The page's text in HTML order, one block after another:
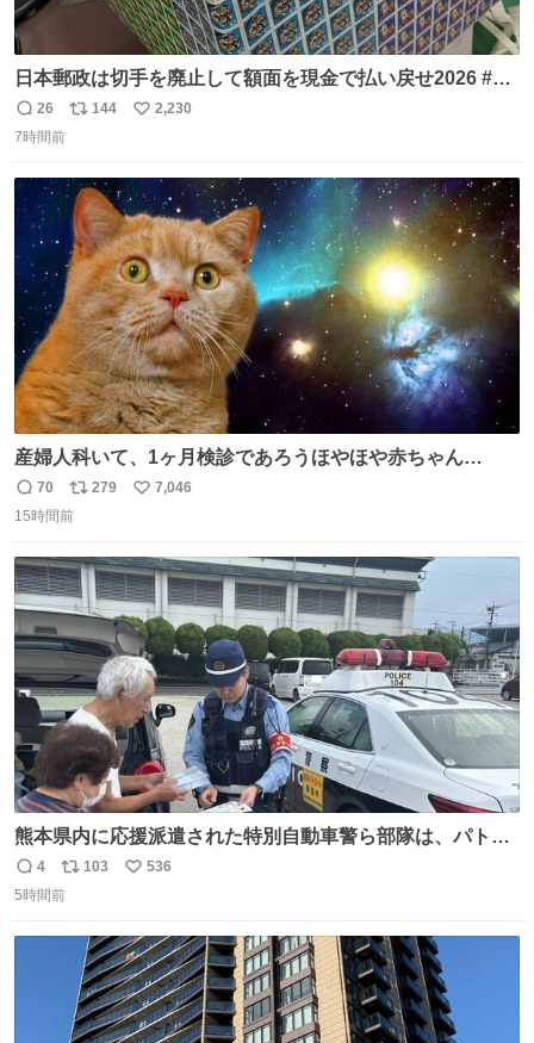
日本郵政は切手を廃止して額面を現金で払い戻せ2026 #日
本郵政 @JapanPostHD_PR
返
信
26
リ
ト
数
144
い
数
2,230
7時間前
産婦人科いて、1ヶ月検診であろうほやほや赤ちゃん👩‍🍼
と推定2,3歳の女の子👧🏻をワンオペで連れてるママがいる
のだけども 女の子ずっとママの側から離れない…⁉️ 手を繋
たいにﾄﾃﾄﾃついてってるし逃走しないし脱走しないし逃げ
ないし走ら文字数
返
信
70
リ
ポ
ト
数
279
い
数
7,046
15時間前
熊本県内に応援派遣された特別自動車警ら部隊は、パトロ
ールを通じて車中泊者への声掛けも行っています。写真
は、福岡県警察の特別自動車警ら部隊が八代警察署管内の
す。こまめな水分・塩分補給を行ってください。 #令和８
年熊本地震 #福岡県警察
返
信
4
リ
ポ
103
い
数
536
5時間前